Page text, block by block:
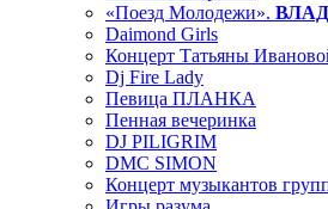
«Поезд Молодежи».
Daimond Girls
Концерт Татьяны
Dj Fire Lady
Певица ПЛАНКА
Пенная вечеринка
DJ PILIGRIM
DMC SIMON
Концерт музыкантов